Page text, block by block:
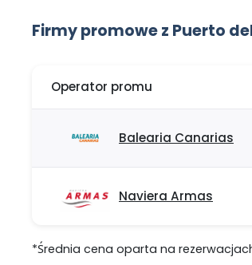
Firmy promowe z Puerto
Operator promu
Balearia Canarias
Naviera Armas
*Średnia cena oparta na